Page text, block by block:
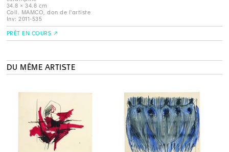
34.8 × 34.8 cm
Coll. MAMCO, don de l'artiste
Inv: 2011-535
PRÊT EN COURS
DU MÊME ARTISTE